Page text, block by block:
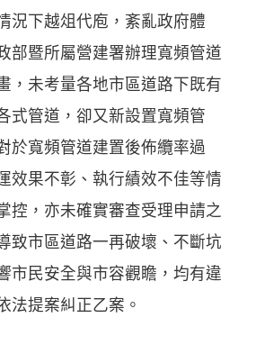
況下越俎代庖，紊亂政府體
部暨所屬營建署辦理寬頻管道
，未考量各地市區道路下既有
式管道，卻又新設置寬頻管
於寬頻管道建置後佈纜率過
效果不彰、執行績效不佳等情
控，亦未確實審查受理申請之
致市區道路一再破壞、不斷坑
市民安全與市容觀瞻，均有違
法提案糾正乙案。